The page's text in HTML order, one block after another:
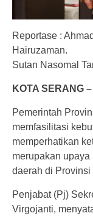
Reportase :
Hairuzaman.
Sutan Nasomal
KOTA SERANG
Pemerintah
memfasilitasi
memperhatikan
merupakan
daerah di Provinsi
Penjabat (Pj)
Virgojanti,